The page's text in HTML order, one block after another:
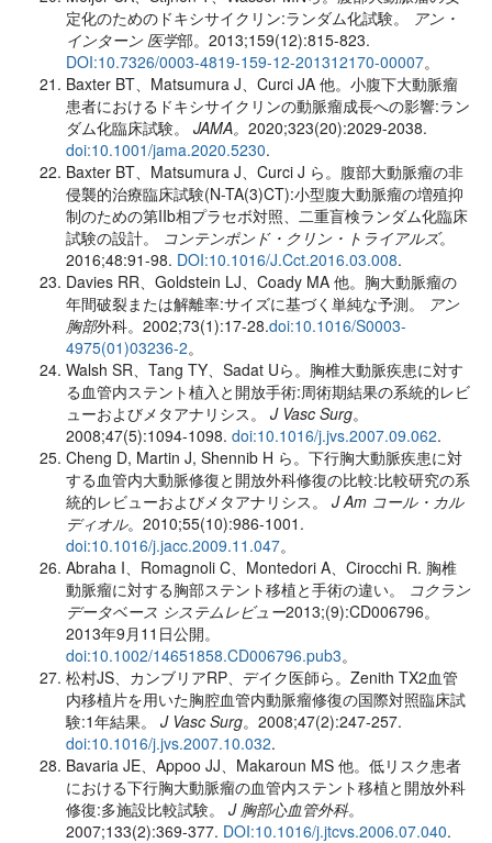
定化のためのドキシサイクリン:ランダム化試験。
アン・
インターン 医学部。2013;159(12):815-823.
DOI:10.7326/0003-4819-159-12-201312170-00007。
Baxter BT、Matsumura J、Curci JA 他。小腹下大動脈瘤
患者におけるドキシサイクリンの動脈瘤成長への影響:ラン
ダム化臨床試験。 JAMA。 2020;323(20):2029-2038.
doi:10.1001/jama.2020.5230.
Baxter BT、Matsumura J、Curci J ら。腹部大動脈瘤の非
侵襲的治療臨床試験(N-TA(3)CT):小型腹大動脈瘤の増殖抑
制のための第IIb相プラセボ対照、二重盲検ランダム化臨床
試験の設計。 コンテンポンド・クリン・トライアルズ。
2016;48:91-98. DOI:10.1016/J.Cct.2016.03.008.
Davies RR、Goldstein LJ、Coady MA 他。胸大動脈瘤の
年間破裂または解離率:サイズに基づく単純な予測。
アン
胸部外科。2002;73(1):17-28.doi:10.1016/S0003-
4975(01)03236-2。
Walsh SR、Tang TY、Sadat Uら。胸椎大動脈疾患に対す
る血管内ステント植入と開放手術:周術期結果の系統的レビ
ューおよびメタアナリシス。 J Vasc Surg。
2008;47(5):1094-1098. doi:10.1016/j.jvs.2007.09.062.
Cheng D, Martin J, Shennib H ら。下行胸大動脈疾患に対
する血管内大動脈修復と開放外科修復の比較:比較研究の系
統的レビューおよびメタアナリシス。 J Am コール・カル
ディオル。2010;55(10):986-1001.
doi:10.1016/j.jacc.2009.11.047。
Abraha I、Romagnoli C、Montedori A、Cirocchi R. 胸椎
動脈瘤に対する胸部ステント移植と手術の違い。 コクラン
データベース システムレビュー2013;(9):CD006796。
2013年9月11日公開。
doi:10.1002/14651858.CD006796.pub3。
松村JS、カンブリアRP、デイク医師ら。Zenith TX2血管
内移植片を用いた胸腔血管内動脈瘤修復の国際対照臨床試
験:1年結果。 J Vasc Surg。2008;47(2):247-257.
doi:10.1016/j.jvs.2007.10.032.
Bavaria JE、Appoo JJ、Makaroun MS 他。低リスク患者
における下行胸大動脈瘤の血管内ステント移植と開放外科
修復:多施設比較試験。 J 胸部心血管外科。
2007;133(2):369-377. DOI:10.1016/j.jtcvs.2006.07.040.